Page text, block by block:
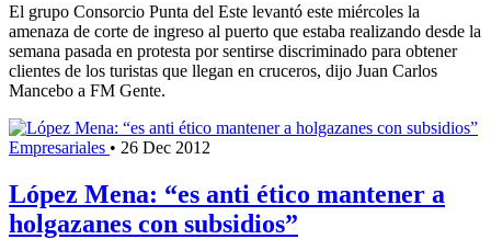
El grupo Consorcio Punta del Este levantó este miércoles la
amenaza de corte de ingreso al puerto que estaba realizando desde la
semana pasada en protesta por sentirse discriminado para obtener
clientes de los turistas que llegan en cruceros, dijo Juan Carlos
Mancebo a FM Gente.
Empresariales • 26 Dec 2012
López Mena: “es anti ético mantener a
holgazanes con subsidios”